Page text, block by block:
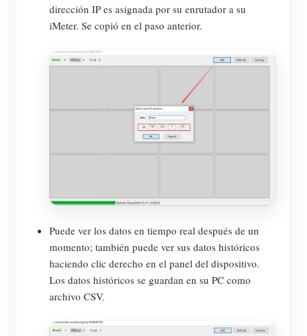
dirección IP es asignada por su enrutador a su
iMeter. Se copió en el paso anterior.
Puede ver los datos en tiempo real después de un
momento; también puede ver sus datos históricos
haciendo clic derecho en el panel del dispositivo.
Los datos históricos se guardan en su PC como
archivo CSV.